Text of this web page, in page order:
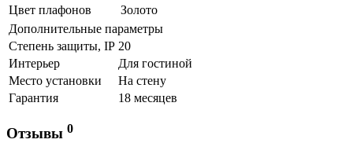
Цвет плафонов
Золото
Дополнительные параметры
Степень защиты, IP 20
Интерьер
Для гостиной
Место установки
На стену
Гарантия
18 месяцев
Отзывы 0